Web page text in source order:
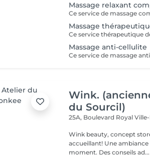
Massage relaxant
Massage
Massage anti-cellulite
Wink.
du Sourcil)
25A, Boulevard Royal
Wink beauty, concept store. Espace élégante,
accueillant! Une
moment. Des conseils ad...